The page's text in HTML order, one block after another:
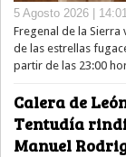
5 Agosto 2026 |
Fregenal de la
de las estrellas
partir de las 23:00
Calera de
Tentudía
Manuel